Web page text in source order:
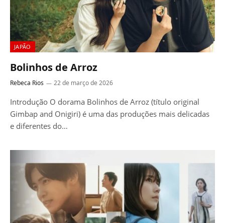
JAPÃO
Bolinhos de Arroz
Rebeca Rios 22 de março de 2026
Introdução O dorama Bolinhos de Arroz (título original
Gimbap and Onigiri) é uma das produções mais delicadas
e diferentes do…